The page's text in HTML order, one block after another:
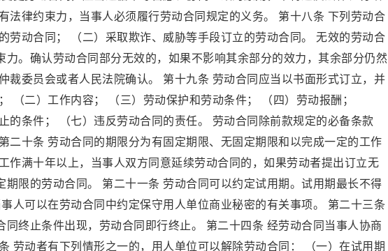
法律约束力，当事人必须履行劳动合同规定的义务。 第十八条 下列劳动合
劳动合同； （二）采取欺诈、威胁等手段订立的劳动合同。 无效的劳动合
力。确认劳动合同部分无效的，如果不影响其余部分的效力，其余部分仍然
裁委员会或者人民法院确认。 第十九条 劳动合同应当以书面形式订立，并
（二）工作内容； （三）劳动保护和劳动条件； （四）劳动报酬；
的条件； （七）违反劳动合同的责任。 劳动合同除前款规定的必备条款
二十条 劳动合同的期限分为有固定期限、无固定期限和以完成一定的工作
作满十年以上，当事人双方同意延续劳动合同的，如果劳动者提出订立无
期限的劳动合同。 第二十一条 劳动合同可以约定试用期。试用期最长不得
人可以在劳动合同中约定保守用人单位商业秘密的有关事项。 第二十三条
同终止条件出现，劳动合同即行终止。 第二十四条 经劳动合同当事人协商
劳动者有下列情形之一的，用人单位可以解除劳动合同： （一）在试用期